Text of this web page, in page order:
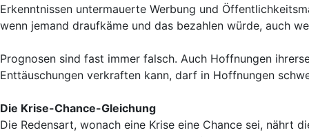
Erkenntnissen untermauerte Werbung und
wenn jemand draufkäme und das bezahlen würde, auch
Prognosen sind fast immer falsch. Auch Hoffnungen
Enttäuschungen verkraften kann, darf in Hoffnungen
Die Krise-Chance-Gleichung
Die Redensart, wonach eine Krise eine Chance sei, nährt